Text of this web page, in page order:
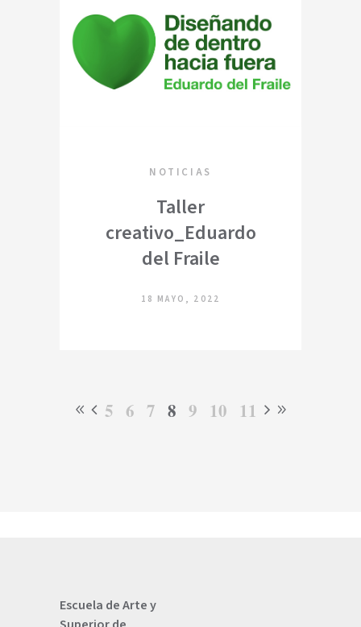
NOTICIAS
Taller
creativo_Eduardo
del Fraile
18 MAYO, 2022
5 6 7 8 9 10 11
Escuela de Arte y